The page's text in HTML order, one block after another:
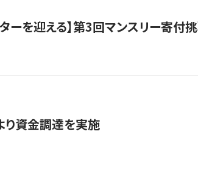
ーを迎える】​​第3回マンスリー寄付
り資金調達を実施